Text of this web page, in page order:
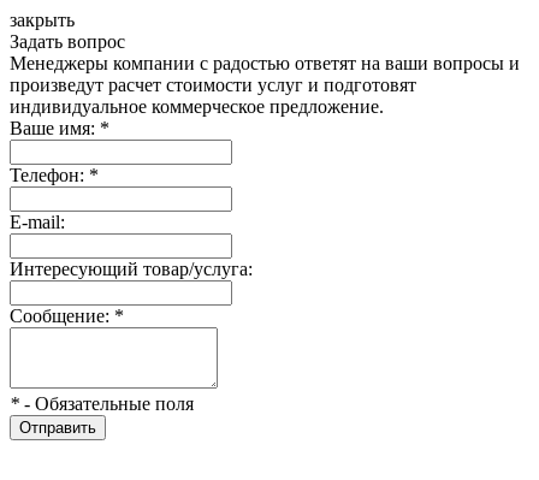
закрыть
Задать вопрос
Менеджеры компании с радостью ответят на ваши вопросы и
произведут расчет стоимости услуг и подготовят
индивидуальное коммерческое предложение.
Ваше имя: *
Телефон: *
E-mail:
Интересующий товар/услуга:
Сообщение: *
* - Обязательные поля
Отправить